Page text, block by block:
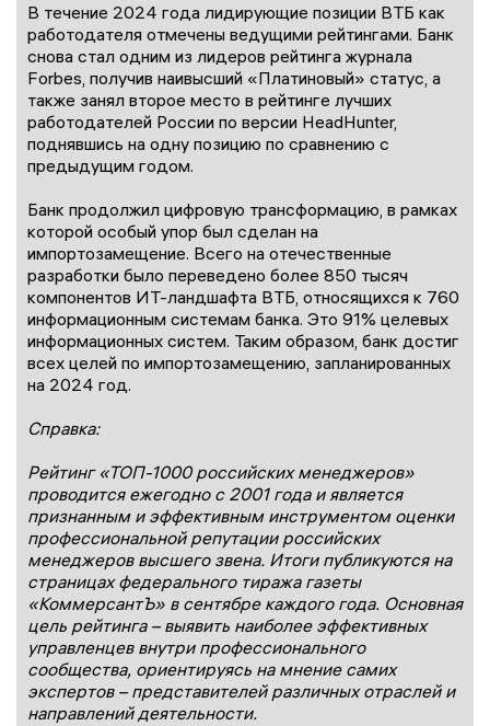
В течение 2024 года лидирующие позиции ВТБ как
работодателя отмечены ведущими рейтингами. Банк
снова стал одним из лидеров рейтинга журнала
Forbes, получив наивысший «Платиновый» статус, а
также занял второе место в рейтинге лучших
работодателей России по версии HeadHunter,
поднявшись на одну позицию по сравнению с
предыдущим годом.
Банк продолжил цифровую трансформацию, в рамках
которой особый упор был сделан на
импортозамещение. Всего на отечественные
разработки было переведено более 850 тысяч
компонентов ИТ-ландшафта ВТБ, относящихся к 760
информационным системам банка. Это 91% целевых
информационных систем. Таким образом, банк достиг
всех целей по импортозамещению, запланированных
на 2024 год.
Справка:
Рейтинг «ТОП-1000 российских менеджеров»
проводится ежегодно с 2001 года и является
признанным и эффективным инструментом оценки
профессиональной репутации российских
менеджеров высшего звена. Итоги публикуются на
страницах федерального тиража газеты
«КоммерсантЪ» в сентябре каждого года. Основная
цель рейтинга – выявить наиболее эффективных
управленцев внутри профессионального
сообщества, ориентируясь на мнение самих
экспертов – представителей различных отраслей и
направлений деятельности.